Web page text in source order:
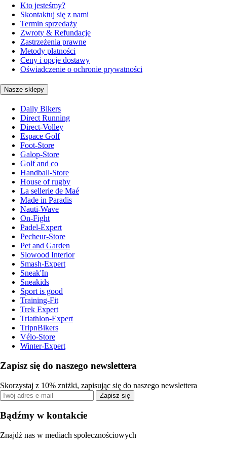
Kto jesteśmy?
Skontaktuj się z nami
Termin sprzedaży
Zwroty & Refundacje
Zastrzeżenia prawne
Metody płatności
Ceny i opcje dostawy
Oświadczenie o ochronie prywatności
Nasze sklepy
Daily Bikers
Direct Running
Direct-Volley
Espace Golf
Foot-Store
Galop-Store
Golf and co
Handball-Store
House of rugby
La sellerie de Maé
Made in Paradis
Nauti-Wave
On-Fight
Padel-Expert
Pecheur-Store
Pet and Garden
Slowood Interior
Smash-Expert
Sneak'In
Sneakids
Sport is good
Training-Fit
Trek Expert
Triathlon-Expert
TripnBikers
Vélo-Store
Winter-Expert
Zapisz się do naszego newslettera
Skorzystaj z 10% zniżki, zapisując się do naszego newslettera
Zapisz się
Bądźmy w kontakcie
Znajdź nas w mediach społecznościowych